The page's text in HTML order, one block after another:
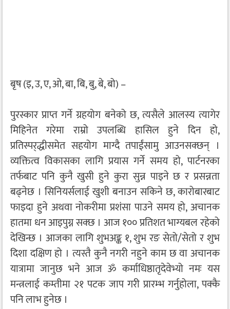
बृष (इ, उ, ए, ओ, बा, बि, बु, बे, बो) –
पुरस्कार प्राप्त गर्ने ग्रहयोग बनेको छ, त्यसैले आलस्य त्यागेर
मिहिनेत गरेमा राम्रो उपलब्धि हासिल हुने दिन हो,
प्रतिस्पर्‌द्धीसमेत सहयोग माग्दै तपाईंसामु आउनसक्छन् ।
व्यक्तित्व विकासका लागि प्रयास गर्ने समय हो, पार्टनरका
तर्फबाट पनि कुनै खुसी हुने कुरा सुन्न पाइने छ र प्रसन्नता
बढ्नेछ । सिनियर्सलाई खुशी बनाउन सकिने छ, कारोबारबाट
फाइदा हुने अथवा नोकरीमा प्रशंसा पाउने समय हो, अचानक
हातमा धन आइपुग्न सक्छ । आज १०० प्रतिशत भाग्यबल रहेको
देखिन्छ । आजका लागि शुभअङ्क १, शुभ रङ सेतो/सेतो र शुभ
दिशा दक्षिण हो । त्यस्तै कुनै नगरी नहुने काम छ वा अचानक
यात्रामा जानुछ भने आज ॐ कर्माधिष्ठातृदेवेभ्यो नमः यस
मन्त्रलाई कम्तीमा २१ पटक जाप गरी प्रारम्भ गर्नुहोला, पक्कै
पनि लाभ हुनेछ ।